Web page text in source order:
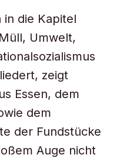
in die Kapitel
Umwelt,
zeigt
Essen, dem
dem
der Fundstücke
Auge nicht